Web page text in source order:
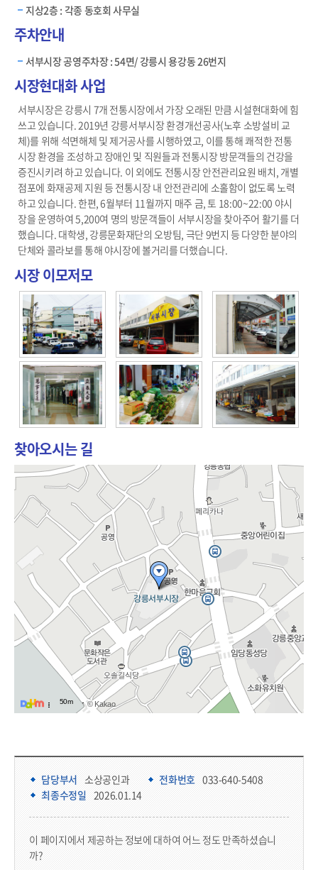
지상2층 : 각종 동호회 사무실
주차안내
서부시장 공영주차장 : 54면/ 강릉시 용강동 26번지
시장현대화 사업
서부시장은 강릉시 7개 전통시장에서 가장 오래된 만큼 시설현대화에 힘
쓰고 있습니다. 2019년 강릉서부시장 환경개선공사(노후 소방설비 교
체)를 위해 석면해체 및 제거공사를 시행하였고, 이를 통해 쾌적한 전통
시장 환경을 조성하고 장애인 및 직원들과 전통시장 방문객들의 건강을
증진시키려 하고 있습니다. 이 외에도 전통시장 안전관리요원 배치, 개별
점포에 화재공제 지원 등 전통시장 내 안전관리에 소홀함이 없도록 노력
하고 있습니다. 한편, 6월부터 11월까지 매주 금, 토 18:00~22:00 야시
장을 운영하여 5,200여 명의 방문객들이 서부시장을 찾아주어 활기를 더
했습니다. 대학생, 강릉문화재단의 오방팀, 극단 9번지 등 다양한 분야의
단체와 콜라보를 통해 야시장에 볼거리를 더했습니다.
시장 이모저모
찾아오시는 길
50m © Kakao
담당부서 정보 & 컨텐츠 만족도 조사 & 공공저작물 자유이용 허락 표시
담당부서 소상공인과 전화번호 033-640-5408
최종수정일 2026.01.14
이 페이지에서 제공하는 정보에 대하여 어느 정도 만족하셨습니
까?